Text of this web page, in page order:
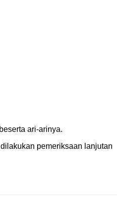
ari-arinya.
pemeriksaan lanjutan